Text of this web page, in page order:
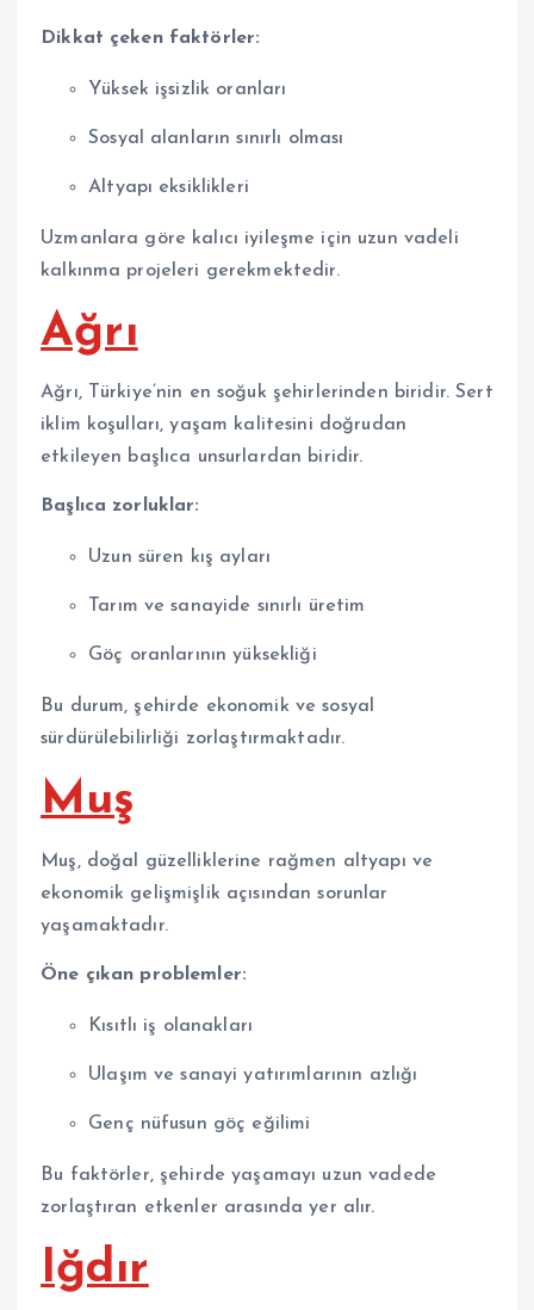
Dikkat çeken faktörler:
Yüksek işsizlik oranları
Sosyal alanların sınırlı olması
Altyapı eksiklikleri
Uzmanlara göre kalıcı iyileşme için uzun vadeli
kalkınma projeleri gerekmektedir.
Ağrı
Ağrı, Türkiye’nin en soğuk şehirlerinden biridir. Sert
iklim koşulları, yaşam kalitesini doğrudan
etkileyen başlıca unsurlardan biridir.
Başlıca zorluklar:
Uzun süren kış ayları
Tarım ve sanayide sınırlı üretim
Göç oranlarının yüksekliği
Bu durum, şehirde ekonomik ve sosyal
sürdürülebilirliği zorlaştırmaktadır.
Muş
Muş, doğal güzelliklerine rağmen altyapı ve
ekonomik gelişmişlik açısından sorunlar
yaşamaktadır.
Öne çıkan problemler:
Kısıtlı iş olanakları
Ulaşım ve sanayi yatırımlarının azlığı
Genç nüfusun göç eğilimi
Bu faktörler, şehirde yaşamayı uzun vadede
zorlaştıran etkenler arasında yer alır.
Iğdır